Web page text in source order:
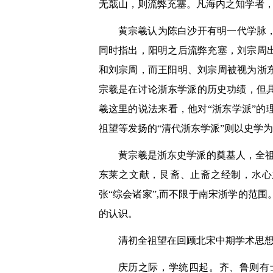
无蕺山，则流弊充塞。凡海内之知学者
黄宗羲认为陈白沙开有明一代学脉
同时指出，阳明之后流弊充塞，刘宗
和刘宗周，而王阳明、刘宗周被视为浙
宗羲是在讨论浙东学派的历史功绩，但
羲这里的说法来看，他对“浙东学派”
祖望等发扬的“清代浙东学派”则以史学
黄宗羲是浙东史学派的奠基人，全
东莱之文献，艮斋、止斋之经制，水
张“综会诸家”,而不限于南宋浙学的范
的认识。
清初全祖望在回顾北宋中期学术思
庆历之际，学统四起。齐、鲁则